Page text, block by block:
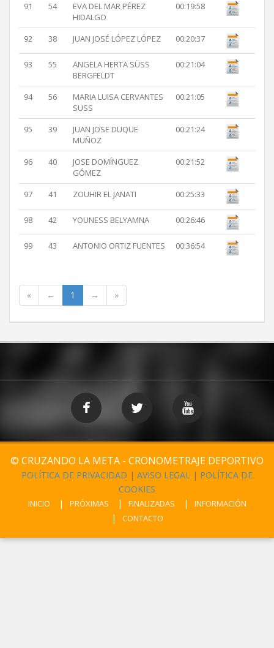
91 54
EVA DEL MAR PÉREZ
HIDALGO
00:19:58
92 38 JUAN JOSÉ LÓPEZ LÓPEZ 00:20:37
93 55
ANGELA HERTA SÜSS
BERGFELDT
00:21:04
94 56
MARIA LUISA CERVANTES
SUSS
00:21:05
95 39
JUAN JOSE DUQUE
MUÑOZ
00:21:24
96 40
JOSE DOMÍNGUEZ
GÓMEZ
00:21:52
97 41 ZOUHIR EL JANATI 00:25:33
98 42 YOUNESS BELYAMNA 00:26:46
99 43 ANTONIO ORTIZ FUENTES 00:36:54
« ← 1 → »
© CRUZANDO LA META - CRONOMETRAJE DEPORTIVO
POLÍTICA DE PRIVACIDAD | AVISO LEGAL | POLÍTICA DE
COOKIES
INICIO PRÓXIMAS FINALIZADAS
INFORMACIÓN
CONTACTO